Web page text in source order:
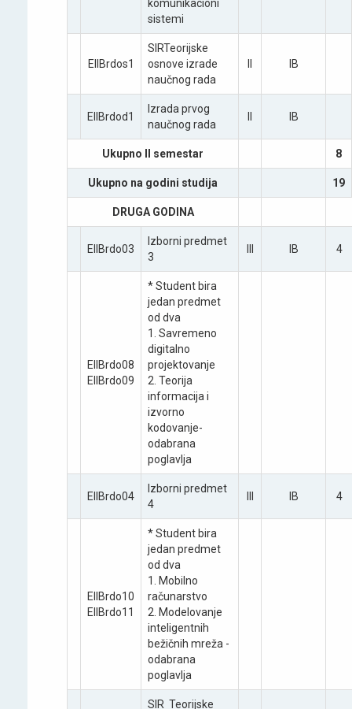
komunikacioni
sistemi
EIIBrdos1
SIR­Teoriјske
osnove izrade
naučnog rada
IB
EIIBrdod1
Izrada prvog
naučnog rada
IB
Ukupno II semestar 8
Ukupno na godini studiјa 19
DRUGA GODINA
EIIBrdo03
Izborni predmet
3
IB 4
EIIBrdo08
EIIBrdo09
* Student bira
јedan predmet
od dva
1. Savremeno
digitalno
projektovanje
2. Teorija
informacija i
izvorno
kodovanje-
odabrana
poglavlja
EIIBrdo04
Izborni predmet
4
IB 4
EIIBrdo10
EIIBrdo11
* Student bira
јedan predmet
od dva
1. Mobilno
računarstvo
2. Modelovanje
inteligentnih
bežičnih mreža -
odabrana
poglavlja
SIR ­ Teoriјske